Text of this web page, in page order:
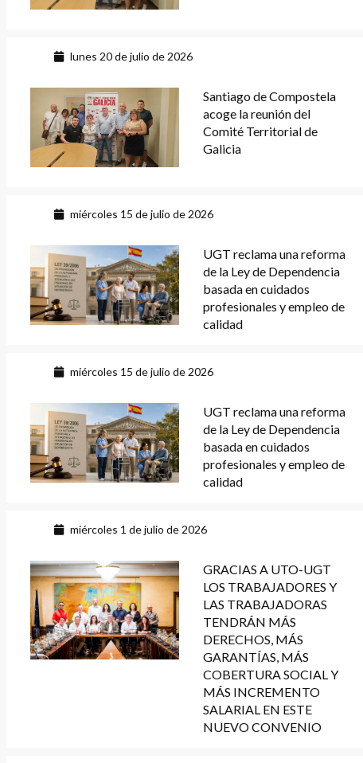
lunes 20 de julio de 2026
Santiago de Compostela
acoge la reunión del
Comité Territorial de
Galicia
miércoles 15 de julio de 2026
UGT reclama una reforma
de la Ley de Dependencia
basada en cuidados
profesionales y empleo de
calidad
miércoles 15 de julio de 2026
UGT reclama una reforma
de la Ley de Dependencia
basada en cuidados
profesionales y empleo de
calidad
miércoles 1 de julio de 2026
GRACIAS A UTO-UGT
LOS TRABAJADORES Y
LAS TRABAJADORAS
TENDRÁN MÁS
DERECHOS, MÁS
GARANTÍAS, MÁS
COBERTURA SOCIAL Y
MÁS INCREMENTO
SALARIAL EN ESTE
NUEVO CONVENIO